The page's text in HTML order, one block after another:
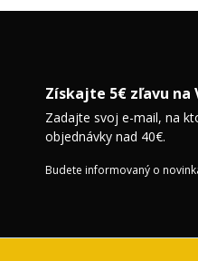
Získajte 5€ zľavu na
Zadajte svoj e-mail, na
objednávky nad 40€.
Budete informovaný o